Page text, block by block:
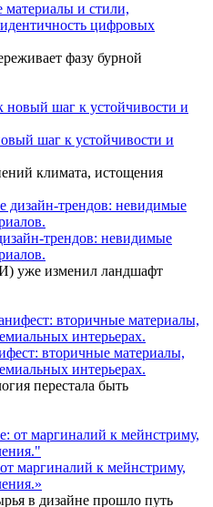
материалы и стили,
цифровых
фазу бурной
шаг к устойчивости и
климата, истощения
трендов: невидимые
уже изменил ландшафт
вторичные материалы,
интерьерах.
перестала быть
маргиналий к мейнстриму,
в дизайне прошло путь